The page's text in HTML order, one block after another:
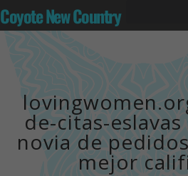
Coyote New Country
de-citas-
novia de
mejor